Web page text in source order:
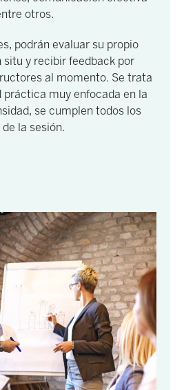
otros.
podrán evaluar su propio
situ y recibir feedback por
al momento. Se trata
práctica muy enfocada en la
se cumplen todos los
la sesión.